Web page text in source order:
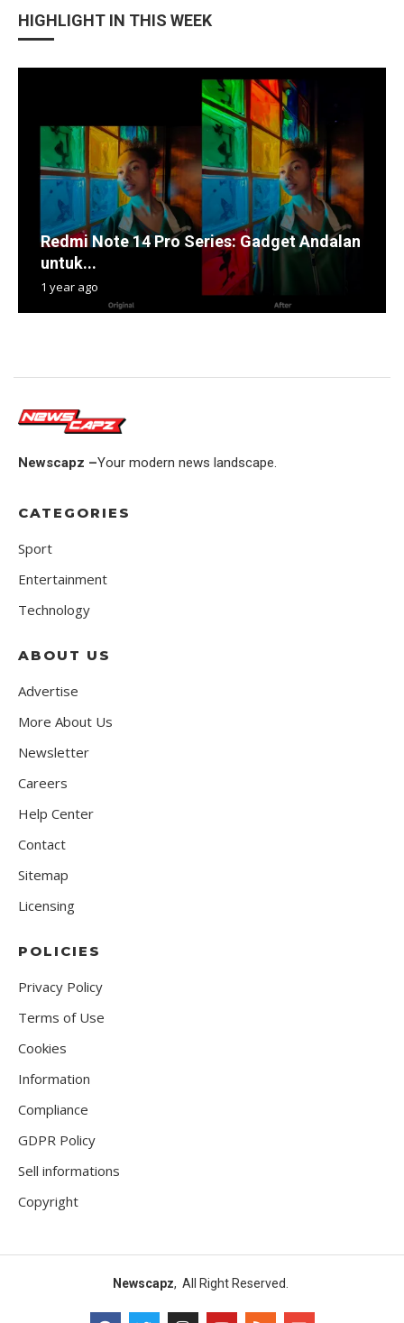
HIGHLIGHT IN THIS WEEK
Redmi Note 14 Pro Series: Gadget Andalan
untuk...
1 year ago
Newscapz –Your modern news landscape.
CATEGORIES
Sport
Entertainment
Technology
ABOUT US
Advertise
More About Us
Newsletter
Careers
Help Center
Contact
Sitemap
Licensing
POLICIES
Privacy Policy
Terms of Use
Cookies
Information
Compliance
GDPR Policy
Sell informations
Copyright
Newscapz, All Right Reserved.